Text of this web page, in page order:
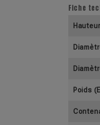
Fiche
Poids